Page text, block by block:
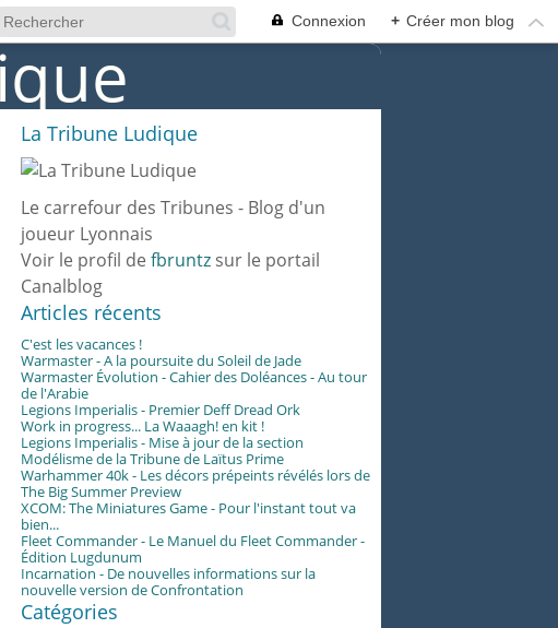
Connexion + Créer mon blog
La Tribune Ludique
Le carrefour des Tribunes - Blog d'un
joueur Lyonnais
Voir le profil de fbruntz sur le portail
Canalblog
Articles récents
C'est les vacances !
Warmaster - A la poursuite du Soleil de Jade
Warmaster Évolution - Cahier des Doléances - Au tour
de l'Arabie
Legions Imperialis - Premier Deff Dread Ork
Work in progress... La Waaagh! en kit !
Legions Imperialis - Mise à jour de la section
Modélisme de la Tribune de Laïtus Prime
Warhammer 40k - Les décors prépeints révélés lors de
The Big Summer Preview
XCOM: The Miniatures Game - Pour l'instant tout va
bien...
Fleet Commander - Le Manuel du Fleet Commander -
Édition Lugdunum
Incarnation - De nouvelles informations sur la
nouvelle version de Confrontation
Catégories